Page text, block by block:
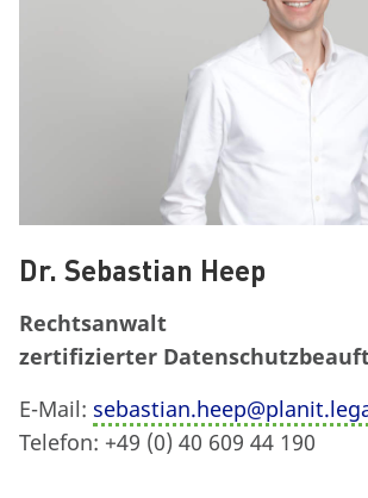
Dr. Sebastian Heep
Rechtsanwalt
zertifizierter
E-Mail:
Telefon: +49 (0) 40 609 44 190